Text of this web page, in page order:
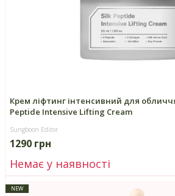
Крем ліфтинг інтенсивний для
Peptide Intensive Lifting Cream
Sungboon Editor
1290 грн
Немає у наявності
NEW